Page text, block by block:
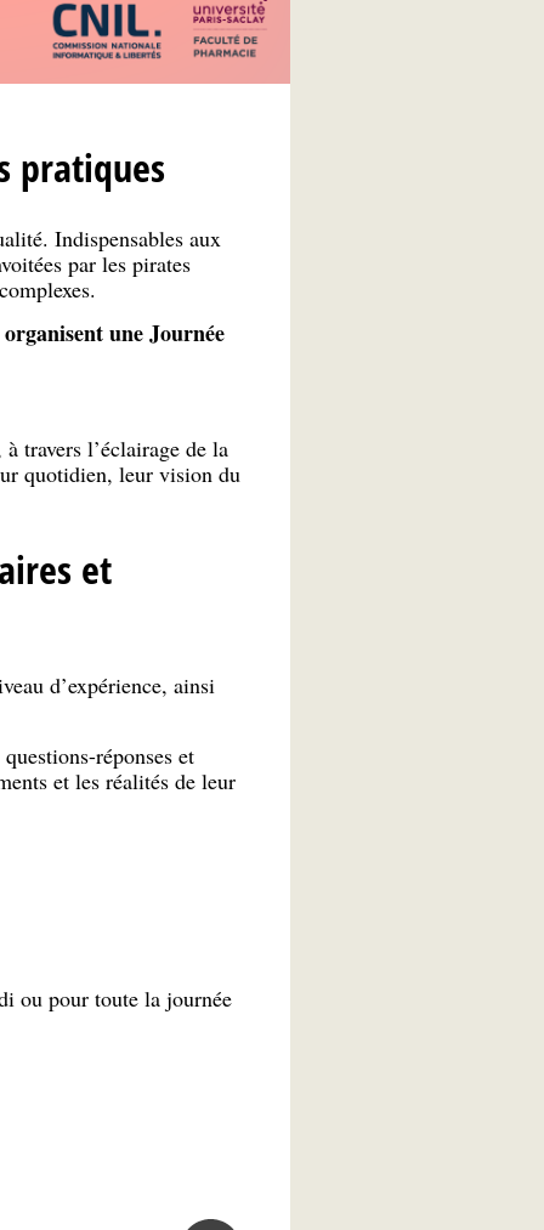
pratiques
Indispensables aux
par les pirates
une Journée
travers l’éclairage de la
quotidien, leur vision du
et
d’expérience, ainsi
réponses et
et les réalités de leur
ou pour toute la journée